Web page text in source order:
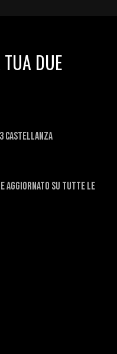
DUE
Castellanza
aggiornato su tutte le